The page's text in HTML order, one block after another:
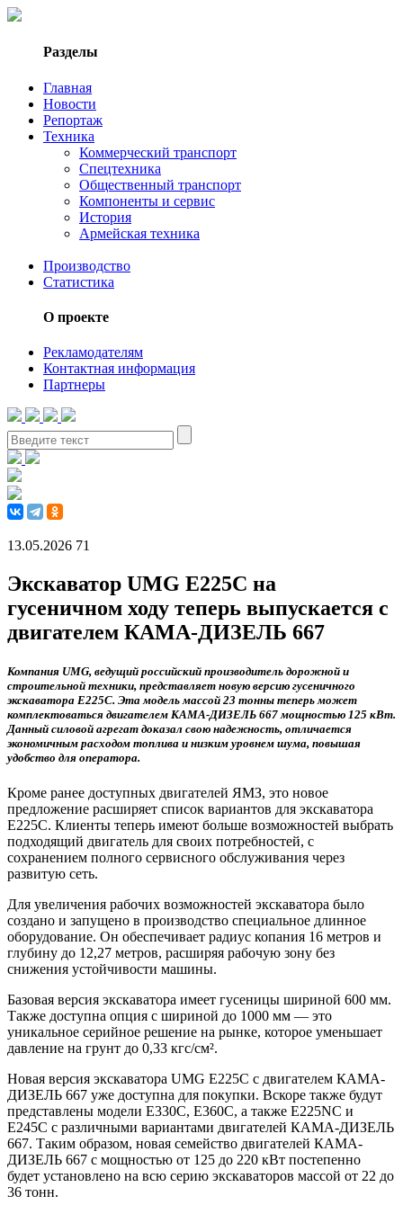
Разделы
Главная
Новости
Репортаж
Техника
Коммерческий транспорт
Спецтехника
Общественный транспорт
Компоненты и сервис
История
Армейская техника
Производство
Статистика
О проекте
Рекламодателям
Контактная информация
Партнеры
13.05.2026 71
Экскаватор UMG E225C на
гусеничном ходу теперь выпускается с
двигателем КАМА-ДИЗЕЛЬ 667
Компания UMG, ведущий российский производитель дорожной и
строительной техники, представляет новую версию гусеничного
экскаватора E225C. Эта модель массой 23 тонны теперь может
комплектоваться двигателем КАМА-ДИЗЕЛЬ 667 мощностью 125 кВт.
Данный силовой агрегат доказал свою надежность, отличается
экономичным расходом топлива и низким уровнем шума, повышая
удобство для оператора.
Кроме ранее доступных двигателей ЯМЗ, это новое
предложение расширяет список вариантов для экскаватора
E225C. Клиенты теперь имеют больше возможностей выбрать
подходящий двигатель для своих потребностей, с
сохранением полного сервисного обслуживания через
развитую сеть.
Для увеличения рабочих возможностей экскаватора было
создано и запущено в производство специальное длинное
оборудование. Он обеспечивает радиус копания 16 метров и
глубину до 12,27 метров, расширяя рабочую зону без
снижения устойчивости машины.
Базовая версия экскаватора имеет гусеницы шириной 600 мм.
Также доступна опция с шириной до 1000 мм — это
уникальное серийное решение на рынке, которое уменьшает
давление на грунт до 0,33 кгс/см².
Новая версия экскаватора UMG E225C с двигателем КАМА-
ДИЗЕЛЬ 667 уже доступна для покупки. Вскоре также будут
представлены модели E330C, E360C, а также E225NC и
E245C с различными вариантами двигателей КАМА-ДИЗЕЛЬ
667. Таким образом, новая семейство двигателей КАМА-
ДИЗЕЛЬ 667 с мощностью от 125 до 220 кВт постепенно
будет установлено на всю серию экскаваторов массой от 22 до
36 тонн.